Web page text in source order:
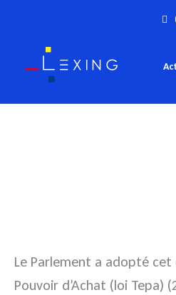
contenu
Le Parlement a adopté cet
Pouvoir d’Achat (loi